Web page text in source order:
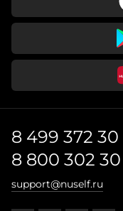
8 499 372 30
8 800 302
support@nuself.ru